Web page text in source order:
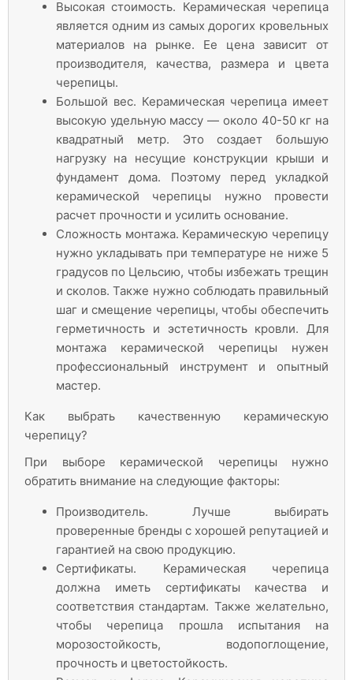
Высокая стоимость. Керамическая черепица
является одним из самых дорогих кровельных
материалов на рынке. Ее цена зависит от
производителя, качества, размера и цвета
черепицы.
Большой вес. Керамическая черепица имеет
высокую удельную массу — около 40-50 кг на
квадратный метр. Это создает большую
нагрузку на несущие конструкции крыши и
фундамент дома. Поэтому перед укладкой
керамической черепицы нужно провести
расчет прочности и усилить основание.
Сложность монтажа. Керамическую черепицу
нужно укладывать при температуре не ниже 5
градусов по Цельсию, чтобы избежать трещин
и сколов. Также нужно соблюдать правильный
шаг и смещение черепицы, чтобы обеспечить
герметичность и эстетичность кровли. Для
монтажа керамической черепицы нужен
профессиональный инструмент и опытный
мастер.
Как выбрать качественную керамическую
черепицу?
При выборе керамической черепицы нужно
обратить внимание на следующие факторы:
Производитель. Лучше выбирать
проверенные бренды с хорошей репутацией и
гарантией на свою продукцию.
Сертификаты. Керамическая черепица
должна иметь сертификаты качества и
соответствия стандартам. Также желательно,
чтобы черепица прошла испытания на
морозостойкость, водопоглощение,
прочность и цветостойкость.